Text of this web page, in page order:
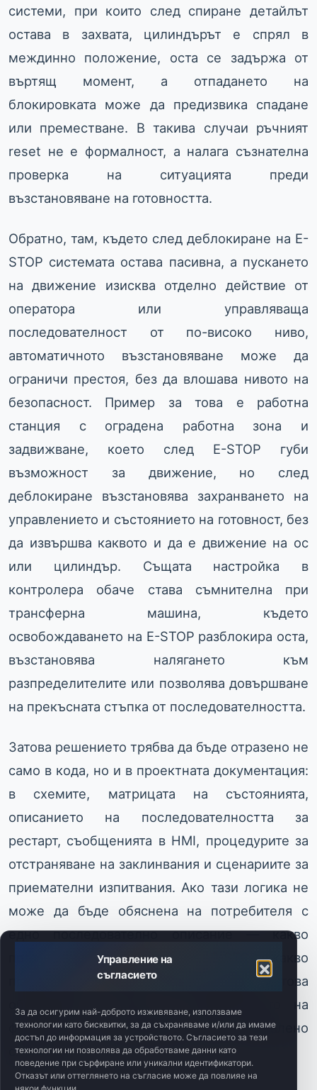
Управление на
съгласието
За да осигурим най-доброто изживяване, използваме
технологии като бисквитки, за да съхраняваме и/или да имаме
достъп до информация за устройството. Съгласието за тези
технологии ни позволява да обработваме данни като
поведение при сърфиране или уникални идентификатори.
Отказът или оттеглянето на съгласие може да повлияе на
системи, при които след спиране детайлът
остава в захвата, цилиндърът е спрял в
междинно положение, оста се задържа от
въртящ момент, а отпадането на
блокировката може да предизвика спадане
или преместване. В такива случаи ръчният
reset не е формалност, а налага съзнателна
проверка на ситуацията преди
възстановяване на готовността.
Обратно, там, където след деблокиране на E-
STOP системата остава пасивна, а пускането
на движение изисква отделно действие от
оператора или управляваща
последователност от по-високо ниво,
автоматичното възстановяване може да
ограничи престоя, без да влошава нивото на
безопасност. Пример за това е работна
станция с оградена работна зона и
задвижване, което след E-STOP губи
възможност за движение, но след
деблокиране възстановява захранването на
управлението и състоянието на готовност, без
да извършва каквото и да е движение на ос
или цилиндър. Същата настройка в
контролера обаче става съмнителна при
трансферна машина, където
освобождаването на E-STOP разблокира оста,
възстановява налягането към
разпределителите или позволява довършване
на прекъсната стъпка от последователността.
Затова решението трябва да бъде отразено не
само в кода, но и в проектната документация:
в схемите, матрицата на състоянията,
описанието на последователността за
рестарт, съобщенията в HMI, процедурите за
отстраняване на заклинвания и сценариите за
приемателни изпитвания. Ако тази логика не
може да бъде обяснена на потребителя с
едно последователно описание — какво
прави освобождаването на E-STOP, какво
прави reset и какво стартира процеса — това
обикновено е знак, че разделението на
функциите е неправилно или прекалено
сложно.